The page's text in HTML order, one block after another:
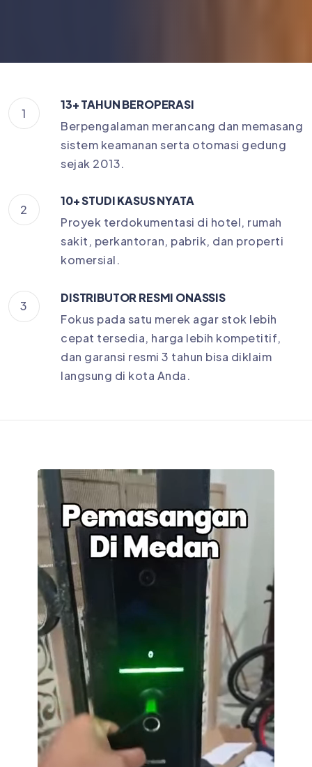
1
13+ TAHUN BEROPERASI
Berpengalaman merancang dan memasang
sistem keamanan serta otomasi gedung
sejak 2013.
2
10+ STUDI KASUS NYATA
Proyek terdokumentasi di hotel, rumah
sakit, perkantoran, pabrik, dan properti
komersial.
3
DISTRIBUTOR RESMI ONASSIS
Fokus pada satu merek agar stok lebih
cepat tersedia, harga lebih kompetitif,
dan garansi resmi 3 tahun bisa diklaim
langsung di kota Anda.